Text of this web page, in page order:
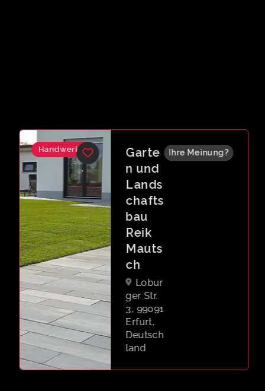
Handwerker
Garte
n und
Lands
chafts
bau
Reik
Mauts
ch
Lobur
ger Str.
3, 99091
Erfurt,
Deutsch
land
Ihre Meinung?